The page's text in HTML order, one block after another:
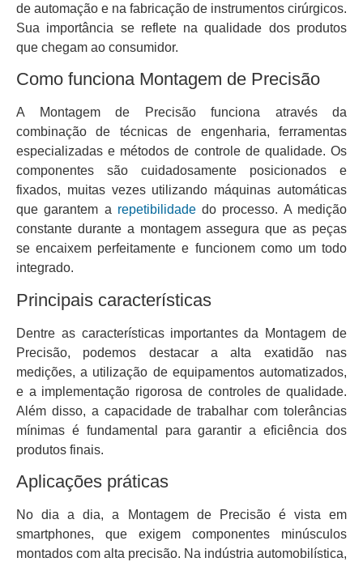
de automação e na fabricação de instrumentos cirúrgicos.
Sua importância se reflete na qualidade dos produtos
que chegam ao consumidor.
Como funciona Montagem de Precisão
A Montagem de Precisão funciona através da
combinação de técnicas de engenharia, ferramentas
especializadas e métodos de controle de qualidade. Os
componentes são cuidadosamente posicionados e
fixados, muitas vezes utilizando máquinas automáticas
que garantem a repetibilidadedo processo. A medição
constante durante a montagem assegura que as peças
se encaixem perfeitamente e funcionem como um todo
integrado.
Principais características
Dentre as características importantes da Montagem de
Precisão, podemos destacar a alta exatidão nas
medições, a utilização de equipamentos automatizados,
e a implementação rigorosa de controles de qualidade.
Além disso, a capacidade de trabalhar com tolerâncias
mínimas é fundamental para garantir a eficiência dos
produtos finais.
Aplicações práticas
No dia a dia, a Montagem de Precisão é vista em
smartphones, que exigem componentes minúsculos
montados com alta precisão. Na indústria automobilística,